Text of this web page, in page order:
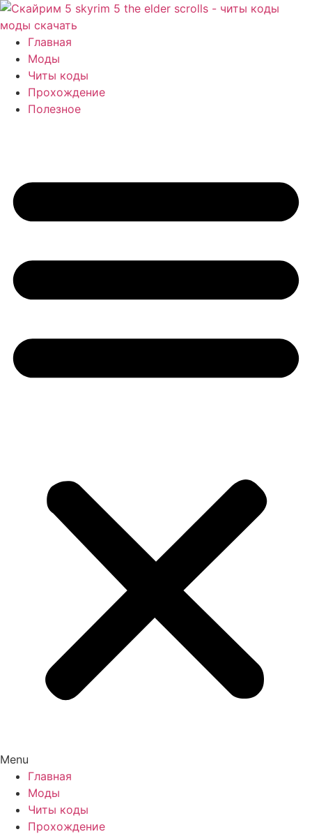
Перейти
к
содержимому
Главная
Моды
Читы коды
Прохождение
Полезное
Menu
Главная
Моды
Читы коды
Прохождение